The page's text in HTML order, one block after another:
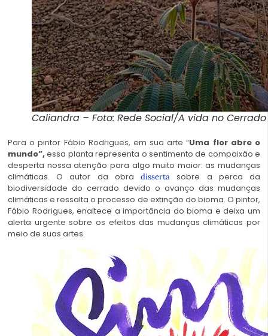
Caliandra – Foto: Rede Social/A vida no Cerrado
Para o pintor Fábio Rodrigues, em sua arte “Uma flor abre o
mundo”,essa planta representa o sentimento de compaixão e
desperta nossa atenção para algo muito maior: as mudanças
climáticas. O autor da obradisserta sobre a perca da
biodiversidade do cerrado devido o avanço das mudanças
climáticas e ressalta o processo de extinção do bioma. O pintor,
Fábio Rodrigues, enaltece a importância do bioma e deixa um
alerta urgente sobre os efeitos das mudanças climáticas por
meio de suas artes.